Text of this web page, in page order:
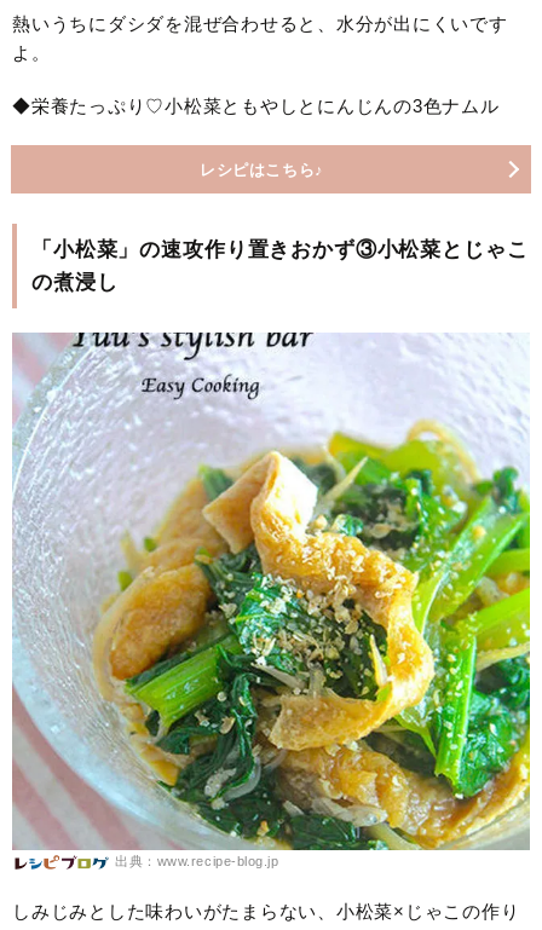
熱いうちにダシダを混ぜ合わせると、水分が出にくいです
よ。
◆栄養たっぷり♡小松菜ともやしとにんじんの3色ナムル
レシピはこちら♪
「小松菜」の速攻作り置きおかず③小松菜とじゃこ
の煮浸し
出典：www.recipe-blog.jp
しみじみとした味わいがたまらない、小松菜×じゃこの作り